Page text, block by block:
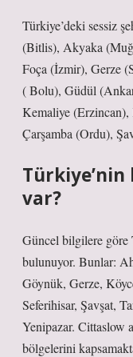
Türkiye’deki sessiz
(Bitlis), Akyaka
Foça (İzmir), Gerze
( Bolu), Güdül
Kemaliye
Çarşamba (Ordu),
var?
Güncel bilgilere göre
bulunuyor. Bunlar:
Göynük, Gerze,
Seferihisar, Şavşat,
Yenipazar. Cittaslow
bölgelerini